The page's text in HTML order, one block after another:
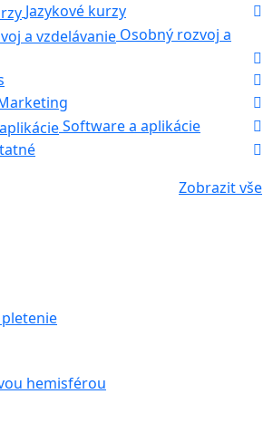
Jazykové kurzy
Osobný rozvoj a
Software a aplikácie
Zobrazit vše
hemisférou